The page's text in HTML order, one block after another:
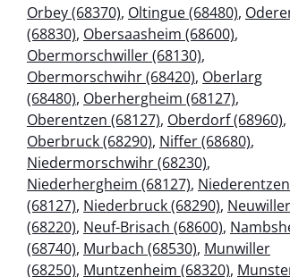
Orbey (68370), Oltingue (68480),
(68830), Obersaasheim (68600),
Obermorschwiller (68130),
Obermorschwihr (68420), Oberlarg
(68480), Oberhergheim (68127),
Oberentzen (68127), Oberdorf (68960),
Oberbruck (68290), Niffer (68680),
Niedermorschwihr (68230),
Niederhergheim (68127), Niederentzen
(68127), Niederbruck (68290), Neuwiller
(68220), Neuf-Brisach (68600),
(68740), Murbach (68530), Munwiller
(68250), Muntzenheim (68320),